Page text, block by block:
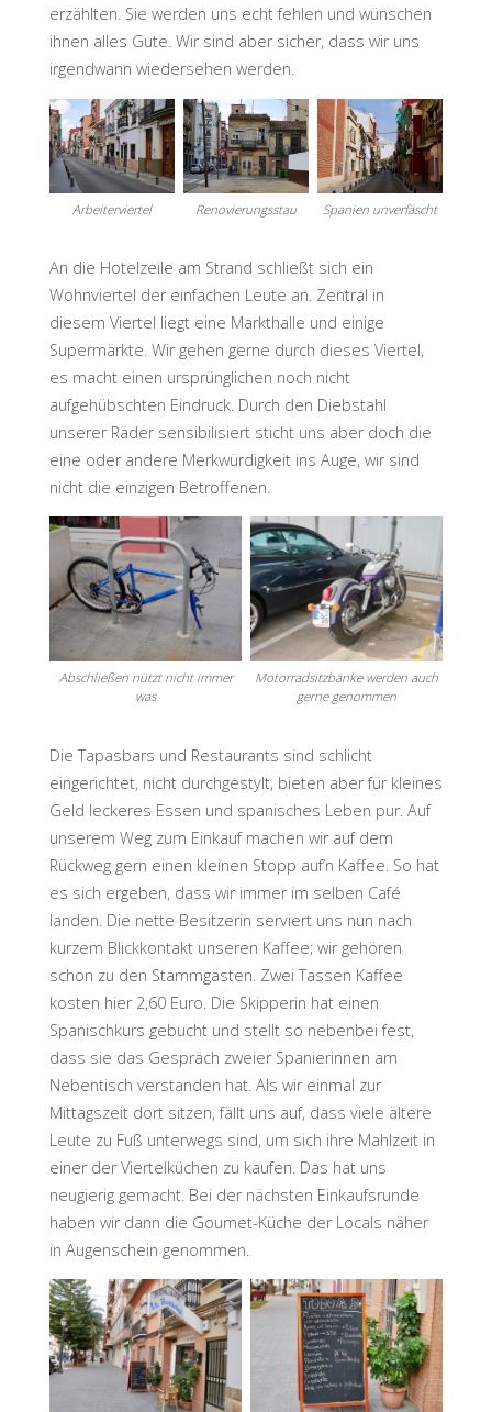
erzählten. Sie werden uns echt fehlen und wünschen
ihnen alles Gute. Wir sind aber sicher, dass wir uns
irgendwann wiedersehen werden.
Arbeiterviertel Renovierungsstau Spanien unverfäscht
An die Hotelzeile am Strand schließt sich ein
Wohnviertel der einfachen Leute an. Zentral in
diesem Viertel liegt eine Markthalle und einige
Supermärkte. Wir gehen gerne durch dieses Viertel,
es macht einen ursprünglichen noch nicht
aufgehübschten Eindruck. Durch den Diebstahl
unserer Räder sensibilisiert sticht uns aber doch die
eine oder andere Merkwürdigkeit ins Auge, wir sind
nicht die einzigen Betroffenen.
Abschließen nützt nicht immer
was
Motorradsitzbänke werden auch
gerne genommen
Die Tapasbars und Restaurants sind schlicht
eingerichtet, nicht durchgestylt, bieten aber für kleines
Geld leckeres Essen und spanisches Leben pur. Auf
unserem Weg zum Einkauf machen wir auf dem
Rückweg gern einen kleinen Stopp auf’n Kaffee. So hat
es sich ergeben, dass wir immer im selben Café
landen. Die nette Besitzerin serviert uns nun nach
kurzem Blickkontakt unseren Kaffee; wir gehören
schon zu den Stammgästen. Zwei Tassen Kaffee
kosten hier 2,60 Euro. Die Skipperin hat einen
Spanischkurs gebucht und stellt so nebenbei fest,
dass sie das Gespräch zweier Spanierinnen am
Nebentisch verstanden hat. Als wir einmal zur
Mittagszeit dort sitzen, fällt uns auf, dass viele ältere
Leute zu Fuß unterwegs sind, um sich ihre Mahlzeit in
einer der Viertelküchen zu kaufen. Das hat uns
neugierig gemacht. Bei der nächsten Einkaufsrunde
haben wir dann die Goumet-Küche der Locals näher
in Augenschein genommen.